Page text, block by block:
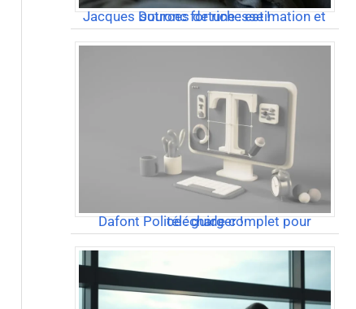
Jacques Dutronc fortune : estimation et sources de richesse !
Dafont Police : guide complet pour télécharger !